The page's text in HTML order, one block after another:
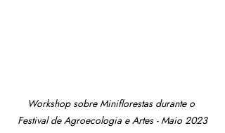
Workshop sobre Miniflorestas durante o
Festival de Agroecologia e Artes - Maio 2023